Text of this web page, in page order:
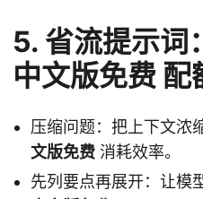
5. 省流提示
中文版免费 配
压缩问题：把上下文浓
文版免费 消耗效率。
先列要点再展开：让模